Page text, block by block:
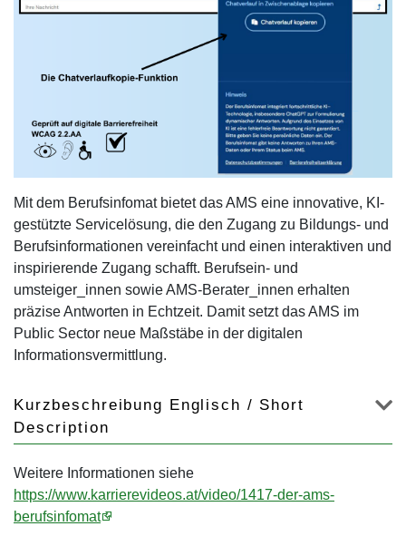
Mit dem Berufsinfomat bietet das AMS eine innovative, KI-
gestützte Servicelösung, die den Zugang zu Bildungs- und
Berufsinformationen vereinfacht und einen interaktiven und
inspirierende Zugang schafft. Berufsein- und
umsteiger_innen sowie AMS-Berater_innen erhalten
präzise Antworten in Echtzeit. Damit setzt das AMS im
Public Sector neue Maßstäbe in der digitalen
Informationsvermittlung.
Kurzbeschreibung Englisch / Short
Description
Weitere Informationen siehe
https://www.karrierevideos.at/video/1417-der-ams-
berufsinfomat